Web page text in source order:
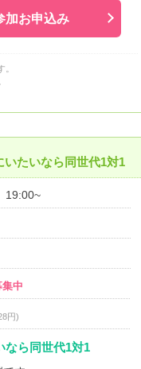
加お申込み
いたいなら同世代1対1
19:00~
中
円)
なら同世代1対1